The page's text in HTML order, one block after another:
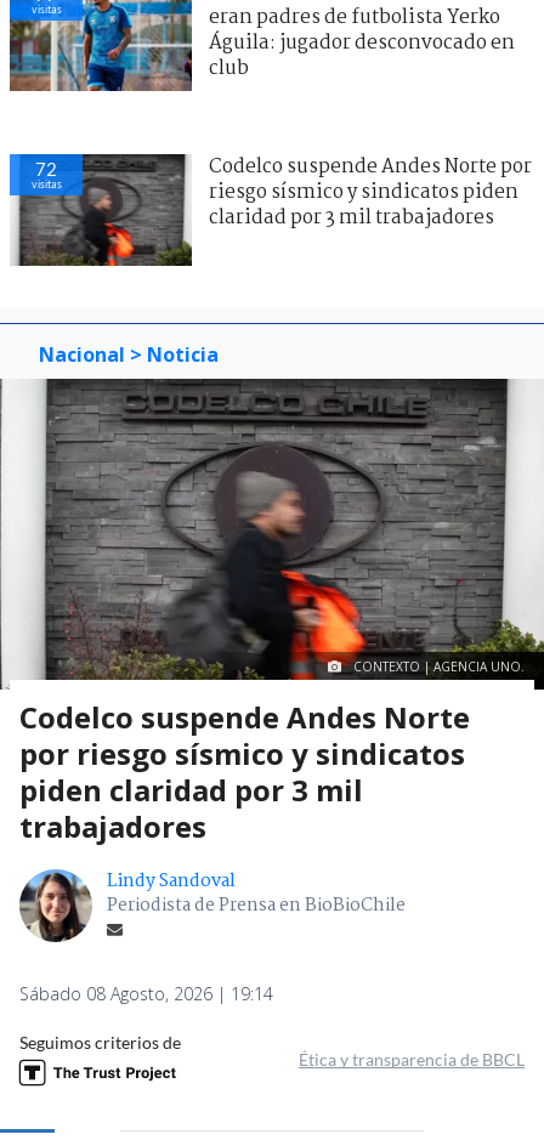
visitas
eran padres de futbolista Yerko
Águila: jugador desconvocado en
club
72
visitas
Codelco suspende Andes Norte por
riesgo sísmico y sindicatos piden
claridad por 3 mil trabajadores
Nacional > Noticia
CONTEXTO | AGENCIA UNO.
Codelco suspende Andes Norte
por riesgo sísmico y sindicatos
piden claridad por 3 mil
trabajadores
Lindy Sandoval
Periodista de Prensa en BioBioChile
Sábado 08 Agosto, 2026 | 19:14
Seguimos criterios de
Ética y transparencia de BBCL